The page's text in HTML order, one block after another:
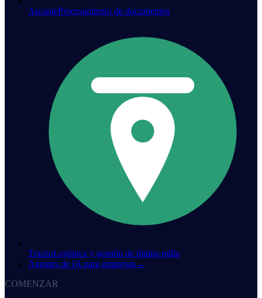
ArconteProcesamiento de documentos
TrazzoLogística y gestión de última milla
Agentes de IA para empresas→
COMENZAR